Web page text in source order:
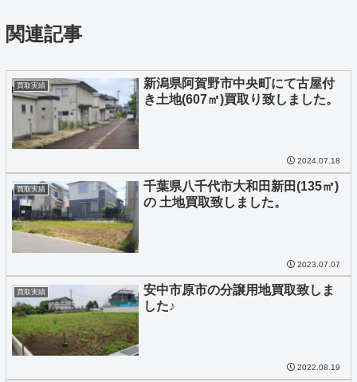
関連記事
買取実績
新潟県阿賀野市中央町にて古屋付
き土地(607㎡)買取り致しました。
2024.07.18
買取実績
千葉県八千代市大和田新田(135㎡)
の 土地買取致しました。
2023.07.07
買取実績
安中市原市の分譲用地買取致しま
した♪
2022.08.19